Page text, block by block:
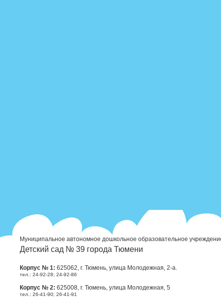
Муниципальное автономное дошкольное образовательное
Детский сад № 39 города Тюмени
Корпус № 1: 625062, г. Тюмень, улица Молодежная, 2-а.
тел.: 24-92-28; 24-92-86
Корпус № 2: 625008, г. Тюмень, улица Молодежная, 5
тел.: 26-41-90; 26-41-91